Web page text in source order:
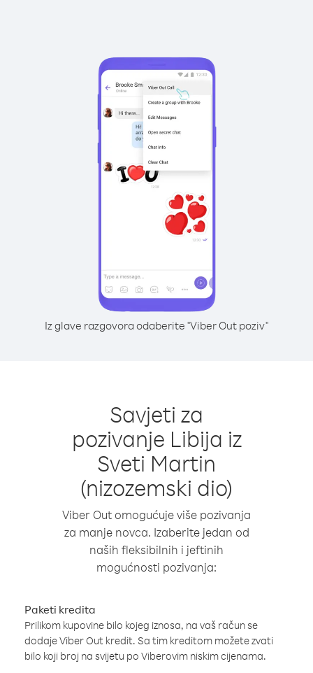
Iz glave razgovora odaberite "Viber Out poziv"
Savjeti za
pozivanje Libija iz
Sveti Martin
(nizozemski dio)
Viber Out omogućuje više pozivanja
za manje novca. Izaberite jedan od
naših fleksibilnih i jeftinih
mogućnosti pozivanja:
Paketi kredita
Prilikom kupovine bilo kojeg iznosa, na vaš račun se
dodaje Viber Out kredit. Sa tim kreditom možete zvati
bilo koji broj na svijetu po Viberovim niskim cijenama.